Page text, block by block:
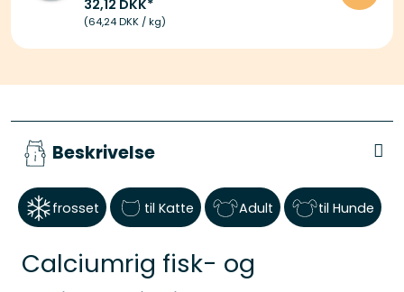
32,12 DKK
(64,24 DKK / kg)
Beskrivelse
frosset til Katte Adult til Hunde
Calciumrig fisk- og